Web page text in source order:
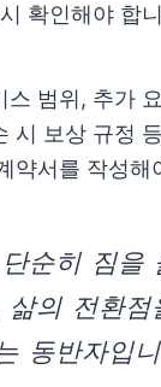
확인해야 합
스 범위, 추가
시 보상 규정
약서를 작성해
단순히 짐을
삶의 전환점
동반자입